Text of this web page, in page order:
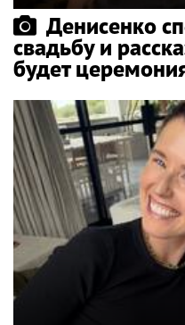
Денисенко
свадьбу и
будет